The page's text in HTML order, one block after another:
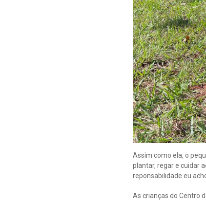
Assim como ela, o
plantar, regar e cuidar
reponsabilidade eu
As crianças do Centro